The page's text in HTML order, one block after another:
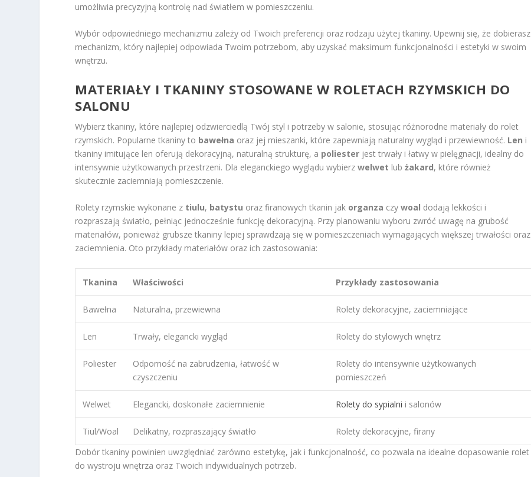
umożliwia precyzyjną kontrolę nad światłem w pomieszczeniu.
Wybór odpowiedniego mechanizmu zależy od Twoich preferencji oraz rodzaju użytej tkaniny. Upewnij się, że dobierasz
mechanizm, który najlepiej odpowiada Twoim potrzebom, aby uzyskać maksimum funkcjonalności i estetyki w swoim
wnętrzu.
MATERIAŁY I TKANINY STOSOWANE W ROLETACH RZYMSKICH DO
SALONU
Wybierz tkaniny, które najlepiej odzwierciedlą Twój styl i potrzeby w salonie, stosując różnorodne materiały do rolet
rzymskich. Popularne tkaniny to bawełna oraz jej mieszanki, które zapewniają naturalny wygląd i przewiewność. Len i
tkaniny imitujące len oferują dekoracyjną, naturalną strukturę, a poliester jest trwały i łatwy w pielęgnacji, idealny do
intensywnie użytkowanych przestrzeni. Dla eleganckiego wyglądu wybierzwelwet lubżakard, które również
skutecznie zaciemniają pomieszczenie.
Rolety rzymskie wykonane z tiulu, batystu oraz firanowych tkanin jak organza czywoal dodają lekkości i
rozpraszają światło, pełniąc jednocześnie funkcję dekoracyjną. Przy planowaniu wyboru zwróć uwagę na grubość
materiałów, ponieważ grubsze tkaniny lepiej sprawdzają się w pomieszczeniach wymagających większej trwałości oraz
zaciemnienia. Oto przykłady materiałów oraz ich zastosowania:
Tkanina Właściwości Przykłady zastosowania
Bawełna Naturalna, przewiewna Rolety dekoracyjne, zaciemniające
Len Trwały, elegancki wygląd Rolety do stylowych wnętrz
Poliester
Odporność na zabrudzenia, łatwość w
czyszczeniu
Rolety do intensywnie użytkowanych
pomieszczeń
Welwet Elegancki, doskonałe zaciemnienie Rolety do sypialni i salonów
Tiul/Woal Delikatny, rozpraszający światło
Rolety dekoracyjne, firany
Dobór tkaniny powinien uwzględniać zarówno estetykę, jak i funkcjonalność, co pozwala na idealne dopasowanie rolet
do wystroju wnętrza oraz Twoich indywidualnych potrzeb.